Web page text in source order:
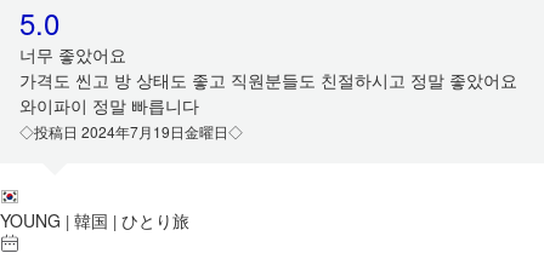
5.0
너무 좋았어요
가격도 씬고 방 상태도 좋고 직원분들도 친절하시고 정말 좋았어요
와이파이 정말 빠릅니다
◇投稿日 2024年7月19日金曜日◇
YOUNG | 韓国 | ひとり旅